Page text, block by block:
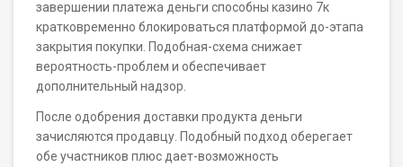
завершении платежа деньги способны казино 7к
кратковременно блокироваться платформой до-этапа
закрытия покупки. Подобная-схема снижает
вероятность-проблем и обеспечивает
дополнительный надзор.
После одобрения доставки продукта деньги
зачисляются продавцу. Подобный подход оберегает
обе участников плюс дает-возможность